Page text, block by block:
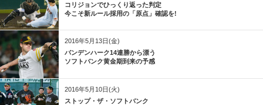
コリジョンでひっくり返った判定
今こそ新ルール採用の「原点」確認を!
2016年5月13日(金)
バンデンハーク14連勝から漂う
ソフトバンク黄金期到来の予感
2016年5月10日(火)
ストップ・ザ・ソフトバンク